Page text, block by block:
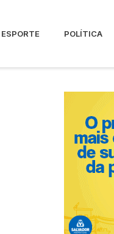
ESPORTE POLÍTICA